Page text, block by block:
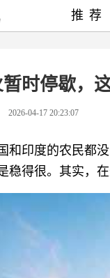
时停歇，
2026-04-17 20:23:07
和印度的农民都
稳得很。其实，
推荐